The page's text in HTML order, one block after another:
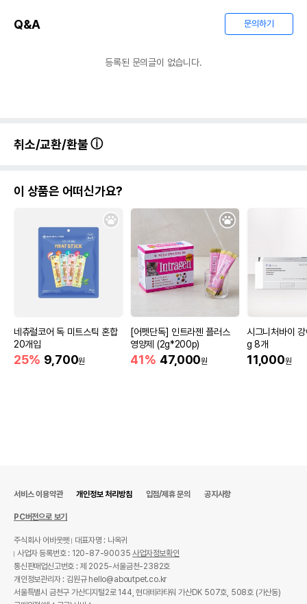
Q&A 문의하기
등록된 문의글이 없습니다.
취소/교환/환불
이 상품은 어떠신가요?
네츄럴코어 독 미트스틱 혼합
20개입
25% 9,700원
[어펫단독] 인트라젠 플러스
영양제 (2g*200p)
41% 47,000원
시그니처바이
g 8개
11,000원
서비스 이용약관 개인정보 처리방침 입점/제휴 문의 공지사항
PC버전으로 보기
주식회사 어바웃펫
대표자명 : 나옥귀
사업자 등록번호 : 120-87-90035사업자정보확인
통신판매업신고번호 : 제 2025-서울금천-2382호
개인정보관리자 : 김원규 hello@aboutpet.co.kr
서울특별시 금천구 가산디지털2로 144, 현대테라타워 가산DK 507호, 508호 (가산동)